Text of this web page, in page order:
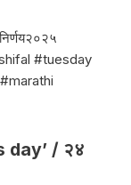
#tuesday
day’ / २४